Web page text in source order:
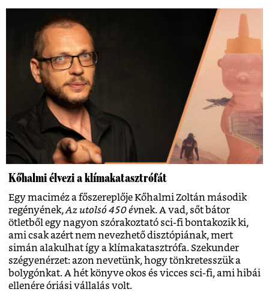
Kőhalmi élvezi a klímakatasztrófát
Egy maciméz a főszereplője Kőhalmi Zoltán második
regényének,Az utolsó 450 évnek. A vad, sőt bátor
ötletből egy nagyon szórakoztató sci-fi bontakozik ki,
ami csak azért nem nevezhető disztópiának, mert
simán alakulhat így a klímakatasztrófa. Szekunder
szégyenérzet: azon nevetünk, hogy tönkretesszük a
bolygónkat. A hét könyve okos és vicces sci-fi, ami hibái
ellenére óriási vállalás volt.